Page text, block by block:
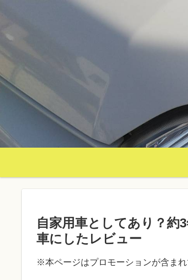
自家用車としてあり？約
車にしたレビュー
※本ページはプロモーションが含ま